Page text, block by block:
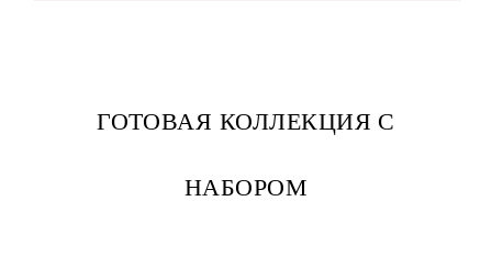
ГОТОВАЯ КОЛЛЕКЦИЯ С
НАБОРОМ